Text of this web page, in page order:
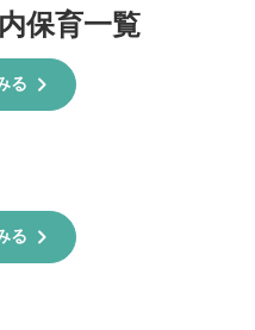
保育一覧
る chevron_right
る chevron_right